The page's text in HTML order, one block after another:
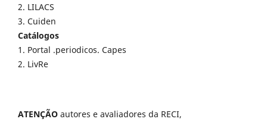
2. LILACS
3. Cuiden
Catálogos
1. Portal .periodicos. Capes
2. LivRe
ATENÇÃO autores e avaliadores da RECI,